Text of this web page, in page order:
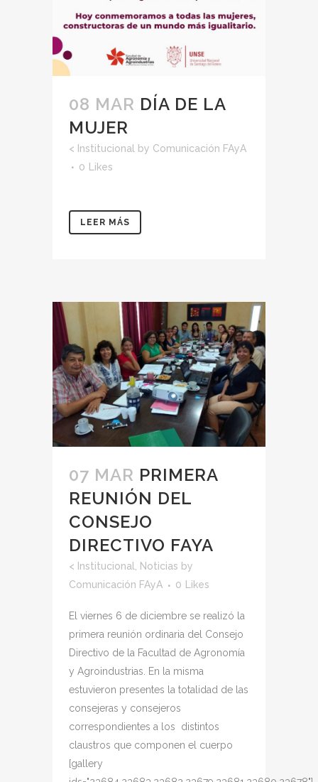
08 MAR DÍA DE LA
MUJER
< Institucional by Comunicación FAyA
0 Likes
LEER MÁS
07 MAR PRIMERA
REUNIÓN DEL
CONSEJO
DIRECTIVO FAYA
< Institucional, Noticias by
Comunicación FAyA
0 Likes
El viernes 6 de diciembre se realizó la
primera reunión ordinaria del Consejo
Directivo de la Facultad de Agronomía
y Agroindustrias. En la misma
estuvieron presentes la totalidad de las
consejeras y consejeros
correspondientes a los distintos
claustros que componen el cuerpo
[gallery